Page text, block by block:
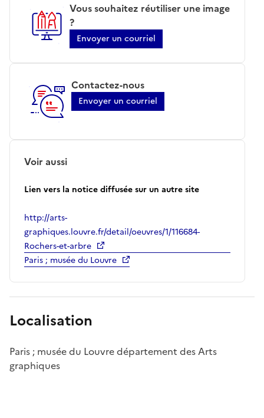
Vous souhaitez réutiliser une image
?
Envoyer un courriel
Contactez-nous
Envoyer un courriel
Voir aussi
Lien vers la notice diffusée sur un autre site
http://arts-
graphiques.louvre.fr/detail/oeuvres/1/116684-
Rochers-et-arbre
Paris ; musée du Louvre
Localisation
Paris ; musée du Louvre département des Arts
graphiques